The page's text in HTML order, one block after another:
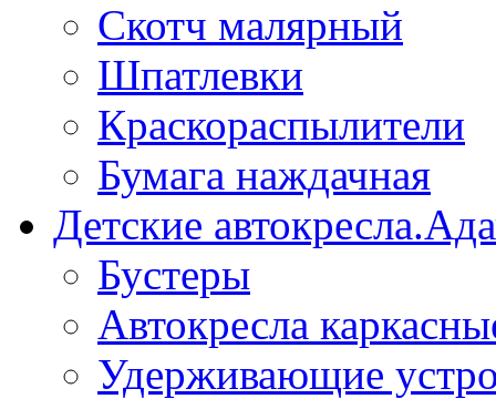
Скотч малярный
Шпатлевки
Краскораспылители
Бумага наждачная
Детские
Бустеры
Автокресла
Удерживающие